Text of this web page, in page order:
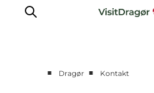
■ Dragør ■ Kontakt